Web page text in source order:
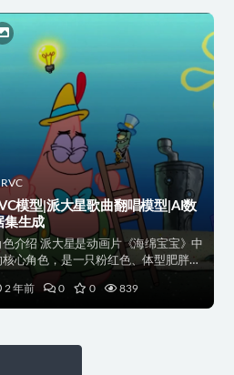
RVC
模型|派大星歌曲翻唱模型|AI数
集生成
色介绍 派大星是动画片《海绵宝宝》中
核心角色，是一只粉红色、体型肥胖且
2 年前
0 0 839